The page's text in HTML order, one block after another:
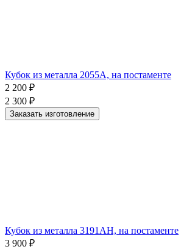
Кубок из металла 2055A, на постаменте
2 200 ₽
2 300 ₽
Заказать изготовление
Кубок из металла 3191АН, на постаменте
3 900 ₽